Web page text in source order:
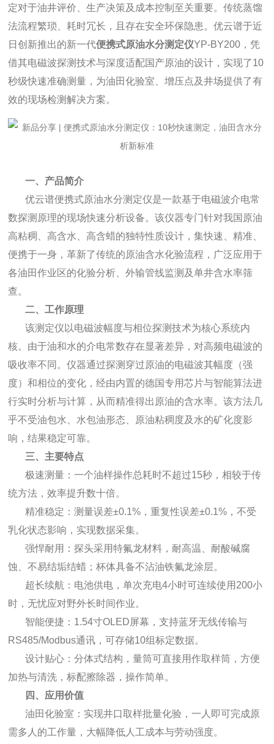
定对于油井评价、生产决策及成本控制至关重要。传统蒸馏
法流程繁琐、耗时冗长，且存在安全环保隐患。优云谱于近
日创新推出的新一代便携式原油水分测定仪YP-BY200，凭
借其电磁波探测技术与深度适配国产原油的设计，实现了10
秒级快速准确测量，为油田化验室、增压点及井场提供了有
效的现场检测解决方案。
一、产品简介
优云谱便携式原油水分测定仪是一款基于电磁波介电常
数探测原理的现场快速分析设备。该仪器专门针对我国原油
高粘稠、高含水、高含蜡的独特性质设计，集快速、精准、
便携于一身，革新了传统的原油含水化验流程，广泛应用于
各油田作业区的化验分析、外输管线监测及单井含水率筛
查。
二、工作原理
该测定仪以电磁波幅度与相位探测技术为核心系统内
核。由于油和水的介电常数存在显著差异，对高频电磁波的
吸收率不同。仪器通过探测穿过原油的电磁波其幅度（强
度）和相位的变化，经由内置的德国专用芯片与智能算法进
行实时分析与计算，从而精准得出原油的含水率。该方法几
乎不受油包水、水包油形态、原油粘稠度及水的矿化度影
响，结果稳定可靠。
三、主要特点
极速测量：一个油样操作总耗时不超过15秒，相较于传
统方法，效率提升数十倍。
精准稳定：测量误差±0.1%，重复性误差±0.1%，不受
乳化状态影响，实现数据采集。
强悍耐用：探头采用特氟龙材料，耐高温、耐酸碱腐
蚀、不易结垢结蜡；杯体具备不沾油铁氟龙涂层。
超长续航：电池供电，单次充电4小时可连续使用200小
时，无忧应对野外长时间作业。
智能便捷：1.54寸OLED屏幕，支持蓝牙无线传输与
RS485/Modbus通讯，可存储10组标定数据。
设计贴心：分体式结构，量筒可直接用作取样筒，方便
加热与清洗，标配擦除器，操作简单。
四、应用价值
油田化验室：实现井口取样批量化验，一人即可完成原
需多人的工作量，大幅降低人工成本与劳动强度。